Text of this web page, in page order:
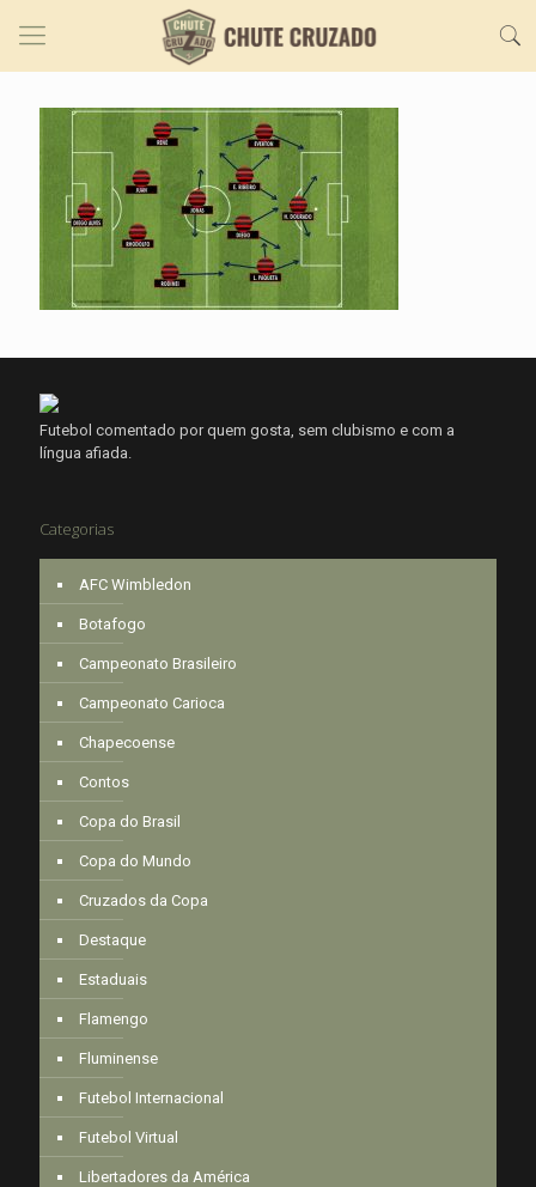
Futebol comentado por quem gosta, sem clubismo e com a
língua afiada.
Categorias
AFC Wimbledon
Botafogo
Campeonato Brasileiro
Campeonato Carioca
Chapecoense
Contos
Copa do Brasil
Copa do Mundo
Cruzados da Copa
Destaque
Estaduais
Flamengo
Fluminense
Futebol Internacional
Futebol Virtual
Libertadores da América